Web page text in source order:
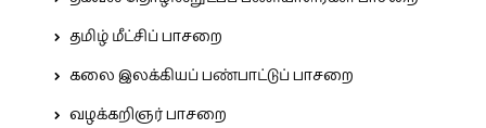
தமிழ் மீட்சிப் பாசறை
கலை இலக்கியப் பண்பாட்டுப் பாசறை
வழக்கறிஞர் பாசறை